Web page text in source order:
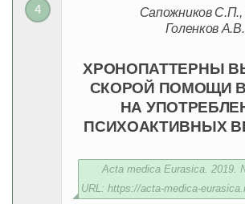
Сапожников С.П.,
Голенков
ХРОНОПАТТЕРНЫ
СКОРОЙ ПОМОЩИ
НА
ПСИХОАКТИВНЫХ
Acta medica Eurasica. 2019.
URL: https://acta-medica-